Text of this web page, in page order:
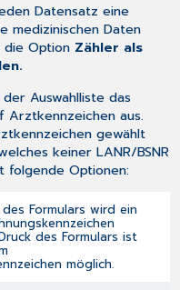
Datensatz eine
medizinischen Daten
Option Zähler als
Auswahlliste das
Arztkennzeichen aus.
gewählt
keiner LANR/BSNR
folgende Optionen:
Formulars wird ein
des Formulars ist
möglich.